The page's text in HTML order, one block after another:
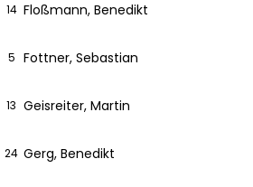
14 Floßmann, Benedikt
5 Fottner, Sebastian
13 Geisreiter, Martin
24 Gerg, Benedikt